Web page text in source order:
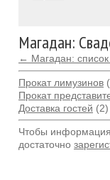
Магадан:
← Магадан:
Прокат лимузинов
Прокат
Доставка гостей (2)
Чтобы
достаточно